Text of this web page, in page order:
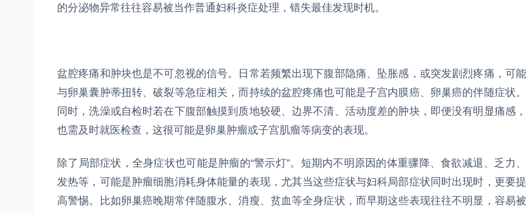
的分泌物异常往往容易被当作普通妇科炎症处理，错失最佳发现时机。
盆腔疼痛和肿块也是不可忽视的信号。日常若频繁出现下腹部隐痛、坠胀感，或突发剧烈疼痛，可能
与卵巢囊肿蒂扭转、破裂等急症相关，而持续的盆腔疼痛也可能是子宫内膜癌、卵巢癌的伴随症状。
同时，洗澡或自检时若在下腹部触摸到质地较硬、边界不清、活动度差的肿块，即便没有明显痛感，
也需及时就医检查，这很可能是卵巢肿瘤或子宫肌瘤等病变的表现。
除了局部症状，全身症状也可能是肿瘤的“警示灯”。短期内不明原因的体重骤降、食欲减退、乏力、
发热等，可能是肿瘤细胞消耗身体能量的表现，尤其当这些症状与妇科局部症状同时出现时，更要提
高警惕。比如卵巢癌晚期常伴随腹水、消瘦、贫血等全身症状，而早期这些表现往往不明显，容易被